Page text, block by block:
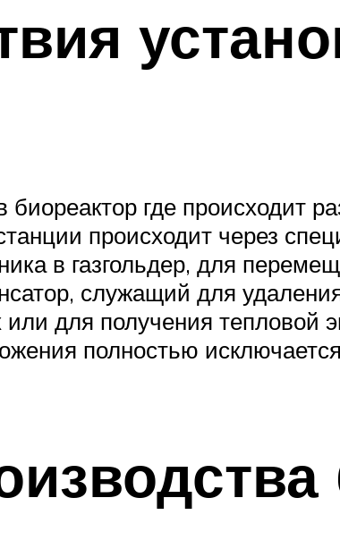
где происходит
происходит через
в газгольдер, для
служащий для удаления
для получения тепловой
полностью